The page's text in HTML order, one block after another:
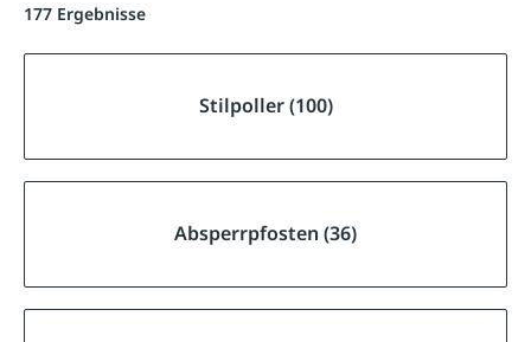
177 Ergebnisse
Stilpoller (100)
Absperrpfosten (36)